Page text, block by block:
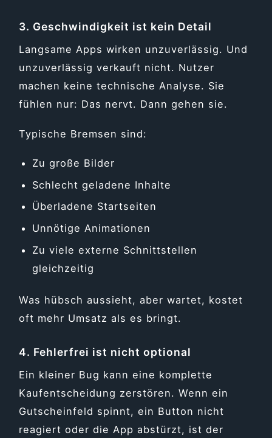
3. Geschwindigkeit ist kein Detail
Langsame Apps wirken unzuverlässig. Und
unzuverlässig verkauft nicht. Nutzer
machen keine technische Analyse. Sie
fühlen nur: Das nervt. Dann gehen sie.
Typische Bremsen sind:
Zu große Bilder
Schlecht geladene Inhalte
Überladene Startseiten
Unnötige Animationen
Zu viele externe Schnittstellen
gleichzeitig
Was hübsch aussieht, aber wartet, kostet
oft mehr Umsatz als es bringt.
4. Fehlerfrei ist nicht optional
Ein kleiner Bug kann eine komplette
Kaufentscheidung zerstören. Wenn ein
Gutscheinfeld spinnt, ein Button nicht
reagiert oder die App abstürzt, ist der